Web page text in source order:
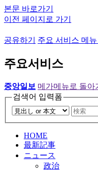
본문 바로가기
이전 페이지로 가기
공유하기 주요 서비스 메뉴
주요서비스
중앙일보 메가메뉴로 돌아
검색어 입력폼
HOME
最新記事
ニュース
政治